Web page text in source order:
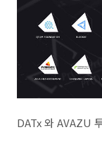
DATx 와 AVAZU